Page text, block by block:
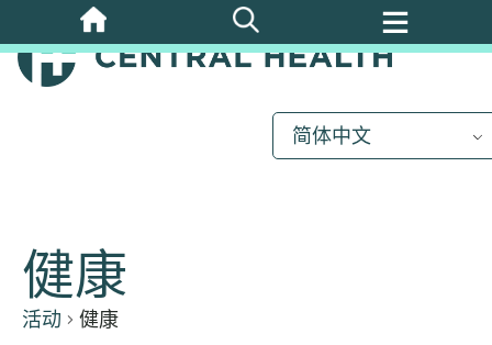
至
主
简体中文
健康
活动 健康